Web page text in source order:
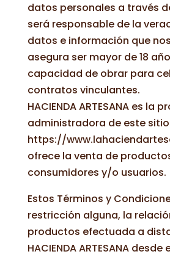
datos personales a través
será responsable de la
datos e información que
asegura ser mayor de 18
capacidad de obrar para
contratos vinculantes.
HACIENDA ARTESANA es la
administradora de este
https://
ofrece la venta de
consumidores y/o usuarios.
Estos Términos y
restricción alguna, la
productos efectuada a
HACIENDA ARTESANA